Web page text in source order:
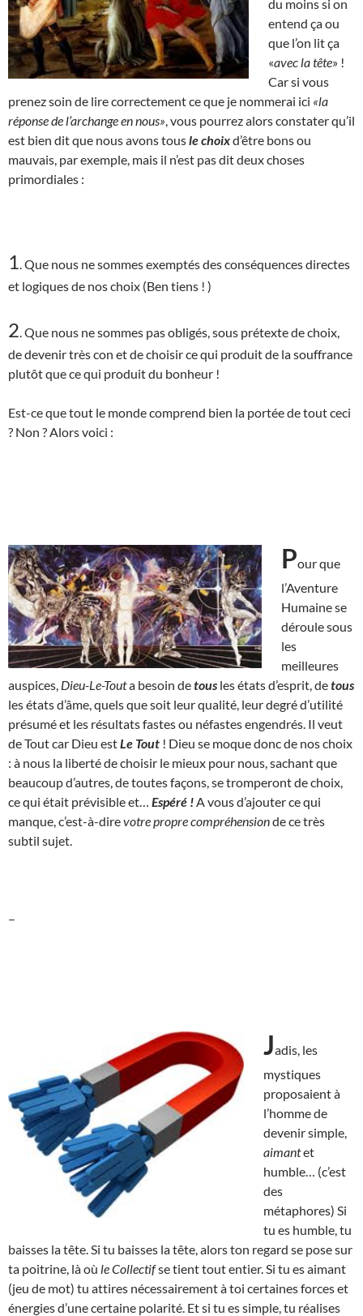
du moins si on
entend ça ou
que l’on lit ça
«avec la tête» !
Car si vous
prenez soin de lire correctement ce que je nommerai ici «la
réponse de l’archange en nous» , vous pourrez alors constater qu’il
est bien dit que nous avons tousle choixd’être bons ou
mauvais, par exemple, mais il n’est pas dit deux choses
primordiales :
1 . Que nous ne sommes exemptés des conséquences directes
et logiques de nos choix (Ben tiens ! )
2 . Que nous ne sommes pas obligés, sous prétexte de choix,
de devenir très con et de choisir ce qui produit de la souffrance
plutôt que ce qui produit du bonheur !
Est-ce que tout le monde comprend bien la portée de tout ceci
? Non ? Alors voici :
Pour que
l’Aventure
Humaine se
déroule sous
les
meilleures
auspices, Dieu-Le-Touta besoin detous les états d’esprit, detous
les états d’âme, quels que soit leur qualité, leur degré d’utilité
présumé et les résultats fastes ou néfastes engendrés. Il veut
de Tout car Dieu estLe Tout ! Dieu se moque donc de nos choix
: à nous la liberté de choisir le mieux pour nous, sachant que
beaucoup d’autres, de toutes façons, se tromperont de choix,
ce qui était prévisible et… Espéré ! A vous d’ajouter ce qui
manque, c’est-à-direvotre propre compréhensionde ce très
subtil sujet.
–
Jadis, les
mystiques
proposaient à
l’homme de
devenir simple,
aimantet
humble… (c’est
des
métaphores) Si
tu es humble, tu
baisses la tête. Si tu baisses la tête, alors ton regard se pose sur
ta poitrine, là où le Collectifse tient tout entier. Si tu es aimant
(jeu de mot) tu attires nécessairement à toi certaines forces et
énergies d’une certaine polarité. Et si tu es simple, tu réalises